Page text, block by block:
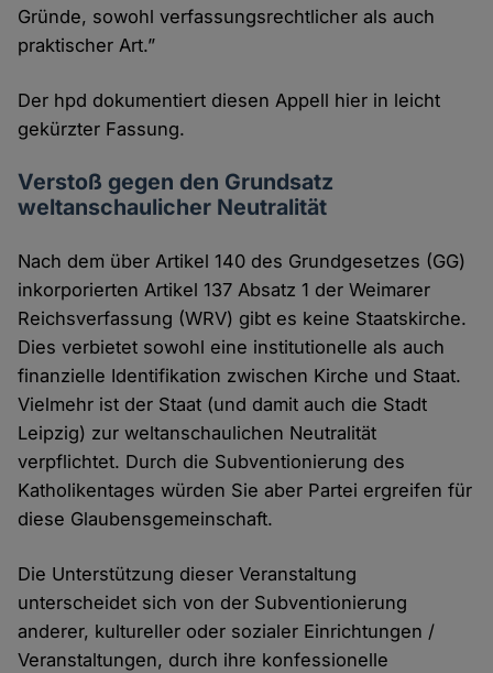
Gründe, sowohl verfassungsrechtlicher als auch
praktischer Art.”
Der hpd dokumentiert diesen Appell hier in leicht
gekürzter Fassung.
Verstoß gegen den Grundsatz
weltanschaulicher Neutralität
Nach dem über Artikel 140 des Grundgesetzes (GG)
inkorporierten Artikel 137 Absatz 1 der Weimarer
Reichsverfassung (WRV) gibt es keine Staatskirche.
Dies verbietet sowohl eine institutionelle als auch
finanzielle Identifikation zwischen Kirche und Staat.
Vielmehr ist der Staat (und damit auch die Stadt
Leipzig) zur weltanschaulichen Neutralität
verpflichtet. Durch die Subventionierung des
Katholikentages würden Sie aber Partei ergreifen für
diese Glaubensgemeinschaft.
Die Unterstützung dieser Veranstaltung
unterscheidet sich von der Subventionierung
anderer, kultureller oder sozialer Einrichtungen /
Veranstaltungen, durch ihre konfessionelle